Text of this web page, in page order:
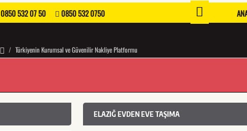
0850 532 07 50 0850 532 0750
Türkiyenin Kurumsal ve Güvenilir Nakliye Platformu
ELAZIĞ EVDEN EVE TAŞIMA